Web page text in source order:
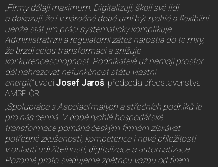
„Firmy dělají maximum. Digitalizují, školí své lidi
a dokazují, že i v náročné době umí být rychlé a flexibilní.
Jenže stát jim práci systematicky komplikuje.
Administrativní a regulatorní zátěž narostla do té míry,
že brzdí celou transformaci a snižuje
konkurenceschopnost. Podnikatelé už nemají prostor
dál nahrazovat nefunkčnost státu vlastní
energií,“uvádí Josef Jaroš , předseda představenstva
AMSP ČR.
„Spolupráce s Asociací malých a středních podniků je
pro nás cenná. V době rychlé hospodářské
transformace pomáhá českým firmám získávat
potřebné zkušenosti, kompetence i nové příležitosti
v oblasti udržitelnosti, digitalizace a automatizace.
Pozorně proto sledujeme zpětnou vazbu od firem